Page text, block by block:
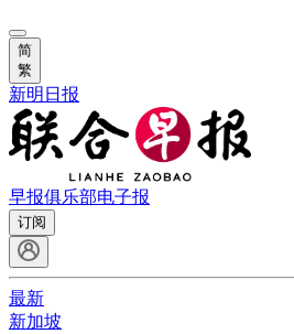
简
繁
新明日报
早报俱乐部电子报
订阅
最新
新加坡